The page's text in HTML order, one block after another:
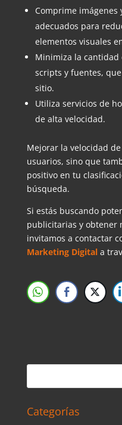
Comprime
adecuados para
elementos visuales
Minimiza la cantidad
scripts y fuentes,
sitio.
Utiliza servicios de
de alta velocidad.
Mejorar la velocidad
usuarios, sino que
positivo en tu
búsqueda.
Si estás buscando
publicitarias y obtener
invitamos a contactar
Marketing Digitala
Categorías